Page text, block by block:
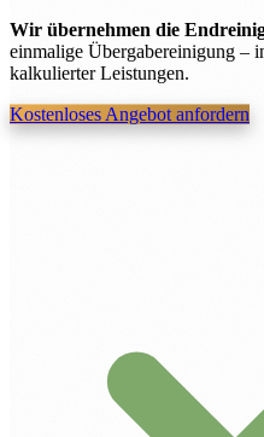
Wir übernehmen die
einmalige Übergabereinigung –
kalkulierter Leistungen.
Kostenloses Angebot anfordern